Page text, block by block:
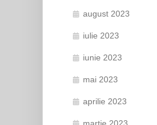
august 2023
iulie 2023
iunie 2023
mai 2023
aprilie 2023
martie 2023